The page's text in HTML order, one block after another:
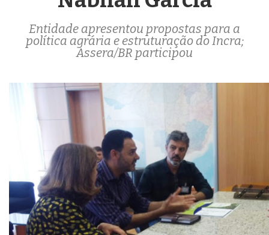
Entidade apresentou propostas para a
política agrária e estruturação do Incra;
Assera/BR participou